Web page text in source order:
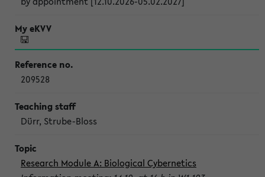
209528
Dürr, Strube-Bloss
Research Module A: Biological Cybernetics